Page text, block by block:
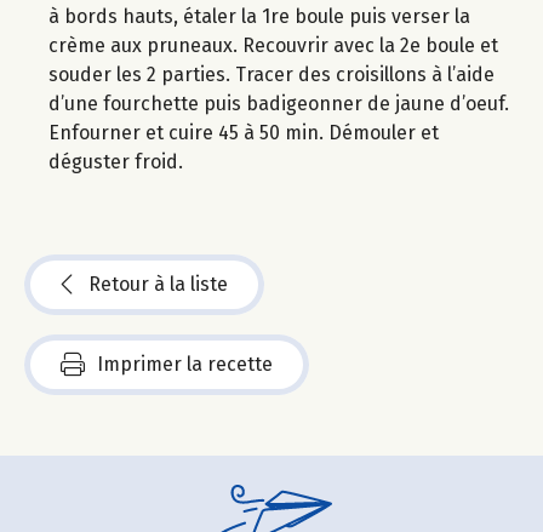
à bords hauts, étaler la 1re boule puis verser la
crème aux pruneaux. Recouvrir avec la 2e boule et
souder les 2 parties. Tracer des croisillons à l’aide
d’une fourchette puis badigeonner de jaune d’oeuf.
Enfourner et cuire 45 à 50 min. Démouler et
déguster froid.
Retour à la liste
Imprimer la recette